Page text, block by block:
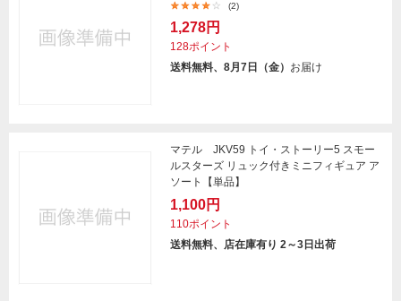
(2)
1,278円
128ポイント
送料無料、8月7日（金） お届け
マテル JKV59 トイ・ストーリー5 スモー
ルスターズ リュック付きミニフィギュア ア
ソート【単品】
1,100円
110ポイント
送料無料、店在庫有り 2～3日出荷